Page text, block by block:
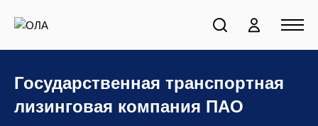
Государственная транспортная
лизинговая компания ПАО